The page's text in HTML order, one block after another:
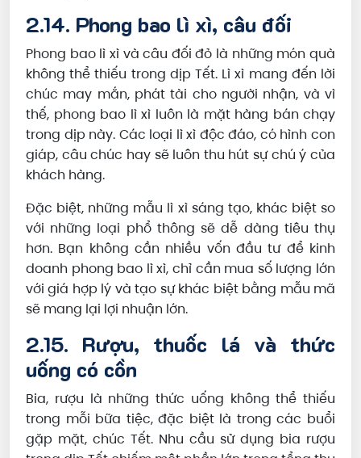
2.14. Phong bao lì xì, câu đối
Phong bao lì xì và câu đối đỏ là những món quà
không thể thiếu trong dịp Tết. Lì xì mang đến lời
chúc may mắn, phát tài cho người nhận, và vì
thế, phong bao lì xì luôn là mặt hàng bán chạy
trong dịp này. Các loại lì xì độc đáo, có hình con
giáp, câu chúc hay sẽ luôn thu hút sự chú ý của
khách hàng.
Đặc biệt, những mẫu lì xì sáng tạo, khác biệt so
với những loại phổ thông sẽ dễ dàng tiêu thụ
hơn. Bạn không cần nhiều vốn đầu tư để kinh
doanh phong bao lì xì, chỉ cần mua số lượng lớn
với giá hợp lý và tạo sự khác biệt bằng mẫu mã
sẽ mang lại lợi nhuận lớn.
2.15. Rượu, thuốc lá và thức
uống có cồn
Bia, rượu là những thức uống không thể thiếu
trong mỗi bữa tiệc, đặc biệt là trong các buổi
gặp mặt, chúc Tết. Nhu cầu sử dụng bia rượu